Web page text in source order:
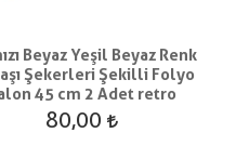
Beyaz Yeşil Beyaz Renk
Şekerleri Şekilli Folyo
45 cm 2 Adet retro
80,00